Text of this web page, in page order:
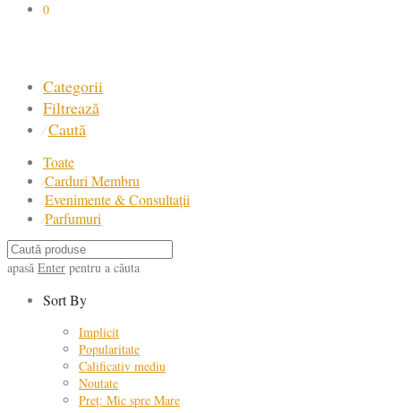
0
Categorii
Filtrează
⁄ Caută
Toate
⁄Carduri Membru
⁄Evenimente & Consultații
⁄Parfumuri
apasă Enter pentru a căuta
Sort By
Implicit
Popularitate
Calificativ mediu
Noutate
Preț: Mic spre Mare